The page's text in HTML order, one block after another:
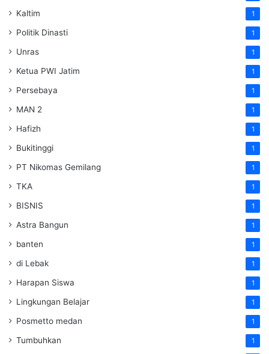
Kaltim 1
Politik Dinasti 1
Unras 1
Ketua PWI Jatim 1
Persebaya 1
MAN 2 1
Hafizh 1
Bukitinggi 1
PT Nikomas Gemilang 1
TKA 1
BISNIS 1
Astra Bangun 1
banten 1
di Lebak 1
Harapan Siswa 1
Lingkungan Belajar 1
Posmetto medan 1
Tumbuhkan 1